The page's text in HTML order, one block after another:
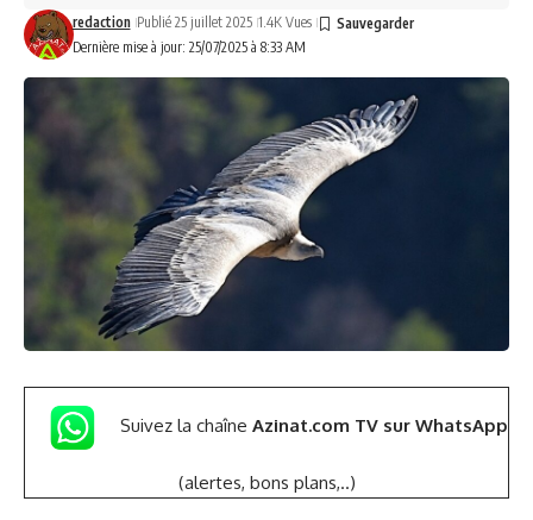
Dernière mise à jour: 25/07/2025 à 8:33 AM
redaction Publié 25 juillet 2025 1.4K Vues
Suivez la chaîne Azinat.com TV sur WhatsApp
(alertes, bons plans,..)